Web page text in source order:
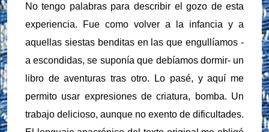
No tengo palabras para describir el gozo de esta
experiencia. Fue como volver a la infancia y a
aquellas siestas benditas en las que engullíamos -
a escondidas, se suponía que debíamos dormir- un
libro de aventuras tras otro. Lo pasé, y aquí me
permito usar expresiones de criatura, bomba. Un
trabajo delicioso, aunque no exento de dificultades.